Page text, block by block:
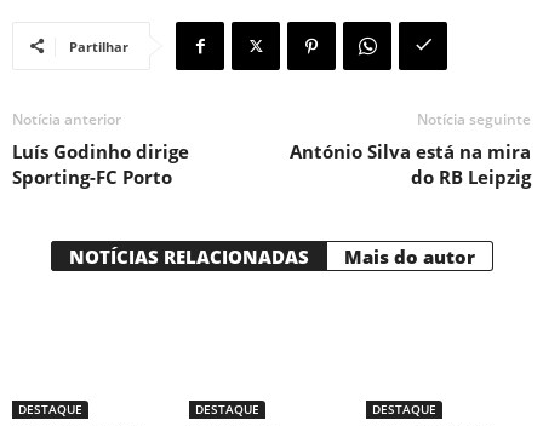
Partilhar
Notícia anterior
Luís Godinho dirige
Sporting-FC Porto
Notícia seguinte
António Silva está na mira
do RB Leipzig
NOTÍCIAS RELACIONADAS Mais do autor
DESTAQUE DESTAQUE DESTAQUE